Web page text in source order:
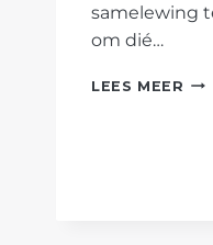
samelewing
om dié…
LEES MEER